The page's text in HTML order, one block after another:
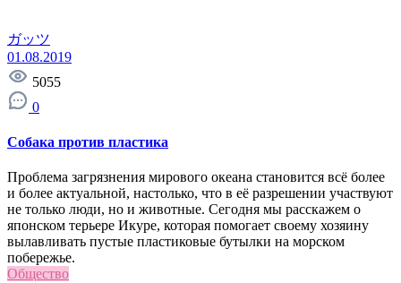
ガッツ
01.08.2019
5055
0
Собака против пластика
Проблема загрязнения мирового океана становится всё более
и более актуальной, настолько, что в её разрешении участвуют
не только люди, но и животные. Сегодня мы расскажем о
японском терьере Икуре, которая помогает своему хозяину
вылавливать пустые пластиковые бутылки на морском
побережье.
Общество